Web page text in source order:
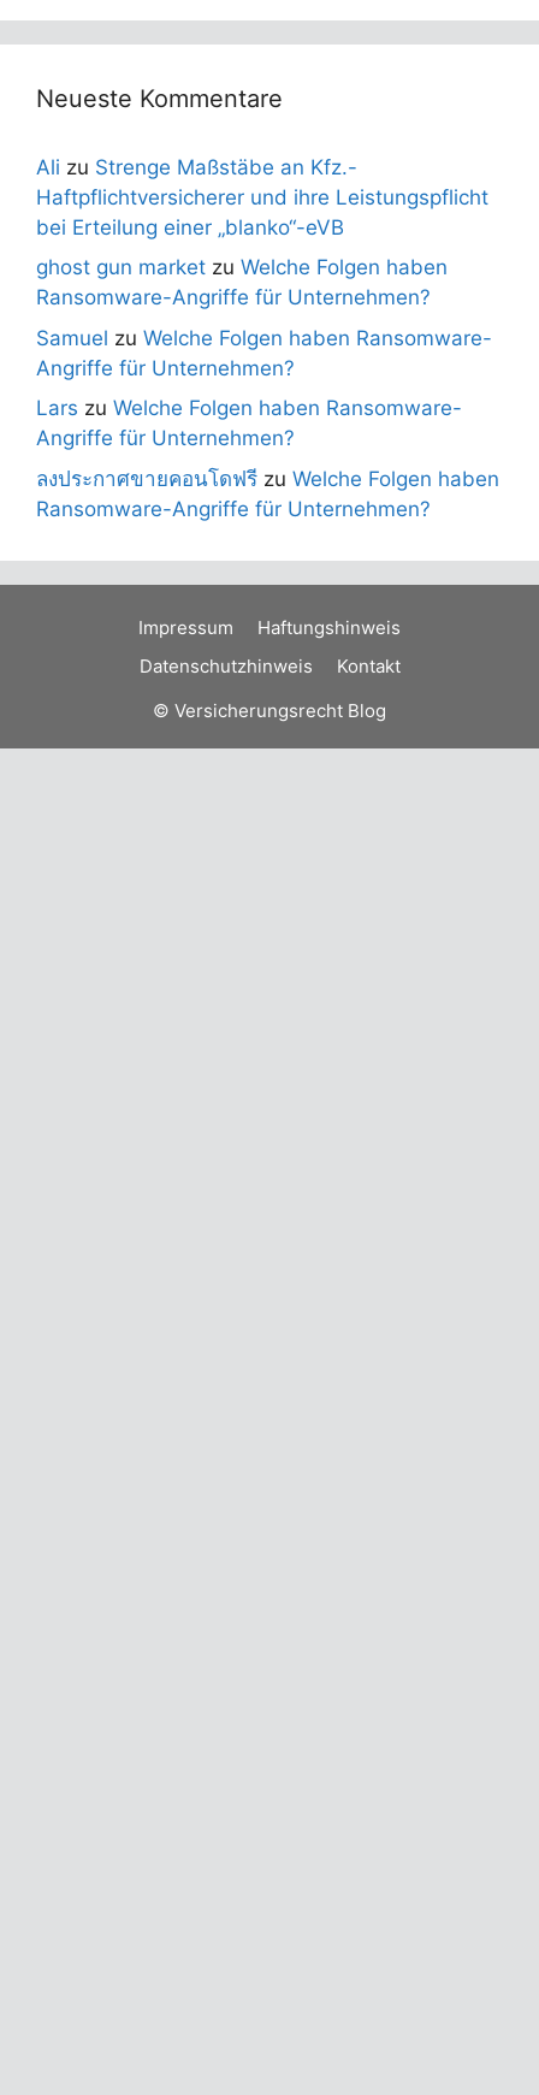
Neueste Kommentare
Ali zu Strenge Maßstäbe an Kfz.-
Haftpflichtversicherer und ihre Leistungspflicht
bei Erteilung einer „blanko“-eVB
ghost gun market zu Welche Folgen haben
Ransomware-Angriffe für Unternehmen?
Samuel zu Welche Folgen haben Ransomware-
Angriffe für Unternehmen?
Lars zu Welche Folgen haben Ransomware-
Angriffe für Unternehmen?
ลงประกาศขายคอนโดฟรี zu Welche Folgen haben
Ransomware-Angriffe für Unternehmen?
Impressum
Haftungshinweis
Datenschutzhinweis
Kontakt
© Versicherungsrecht Blog